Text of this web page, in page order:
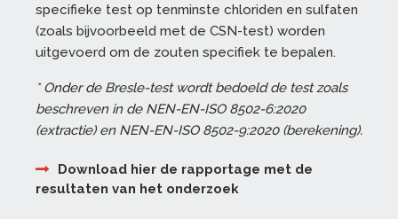
specifieke test op tenminste chloriden en sulfaten
(zoals bijvoorbeeld met de CSN-test) worden
uitgevoerd om de zouten specifiek te bepalen.
* Onder de Bresle-test wordt bedoeld de test zoals
beschreven in de NEN-EN-ISO 8502-6:2020
(extractie) en NEN-EN-ISO 8502-9:2020 (berekening).
Download hier de rapportage met de
resultaten van het onderzoek